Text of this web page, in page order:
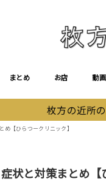
まとめ お店 動画
枚方の近所
【ひらつークリニック】
と対策まとめ【